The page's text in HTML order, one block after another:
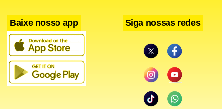
Em Detroit, nos Estados Unidos, meca da indústria
automobilística mundial, as grandes montadoras também
estão procurando novos locais para a produção, por
acreditarem que há mais dificuldades em renovar uma
fábrica antiga que aumentar a produção em novas
Baixe nosso app Siga nossas redes